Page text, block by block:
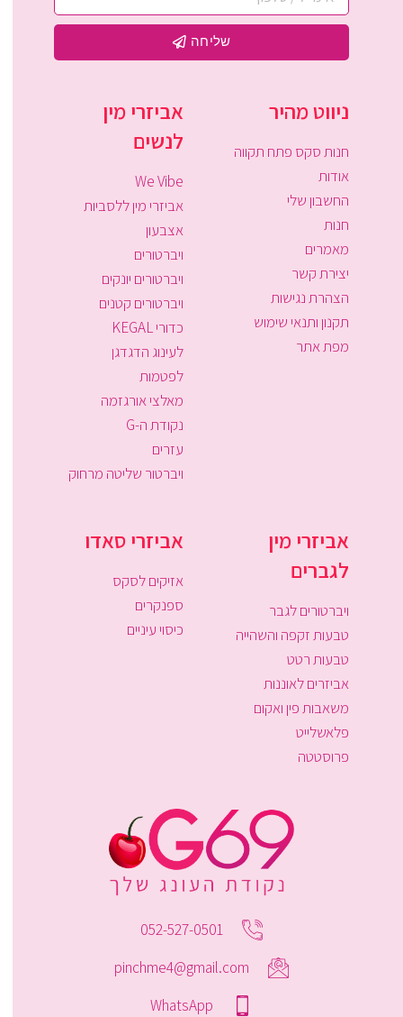
שליחה
ניווט מהיר
חנות סקס פתח תקווה
אודות
החשבון שלי
חנות
מאמרים
יצירת קשר
הצהרת נגישות
תקנון ותנאי שימוש
מפת אתר
אביזרי מין
לנשים
We Vibe
אביזרי מין ללסביות
אצבעון
ויברטורים
ויברטורים יונקים
ויברטורים קטנים
כדורי KEGAL
לעינוג הדגדגן
לפטמות
מאלצי אורגזמה
נקודת ה-G
עזרים
ויברטור שליטה מרחוק
אביזרי מין
לגברים
ויברטורים לגבר
טבעות זקפה והשהייה
טבעות רטט
אביזרים לאוננות
משאבות פין ואקום
פלאשלייט
פרוסטטה
אביזרי סאדו
אזיקים לסקס
ספנקרים
כיסוי עיניים
052-527-0501
pinchme4@gmail.com
WhatsApp